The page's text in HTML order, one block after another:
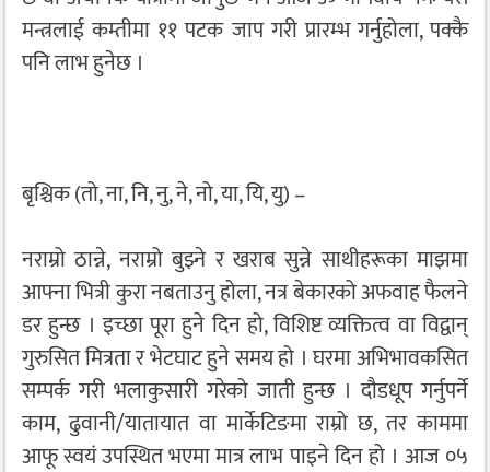
मन्त्रलाई कम्तीमा ११ पटक जाप गरी प्रारम्भ गर्नुहोला, पक्कै
पनि लाभ हुनेछ ।
बृश्चिक (तो, ना, नि, नु, ने, नो, या, यि, यु) –
नराम्रो ठान्ने, नराम्रो बुझ्ने र खराब सुन्ने साथीहरूका माझमा
आफ्ना भित्री कुरा नबताउनु होला, नत्र बेकारको अफवाह फैलने
डर हुन्छ । इच्छा पूरा हुने दिन हो, विशिष्ट व्यक्तित्व वा विद्वान्
गुरुसित मित्रता र भेटघाट हुने समय हो । घरमा अभिभावकसित
सम्पर्क गरी भलाकुसारी गरेको जाती हुन्छ । दौडधूप गर्नुपर्ने
काम, ढुवानी/यातायात वा मार्केटिङमा राम्रो छ, तर काममा
आफू स्वयं उपस्थित भएमा मात्र लाभ पाइने दिन हो । आज ०५